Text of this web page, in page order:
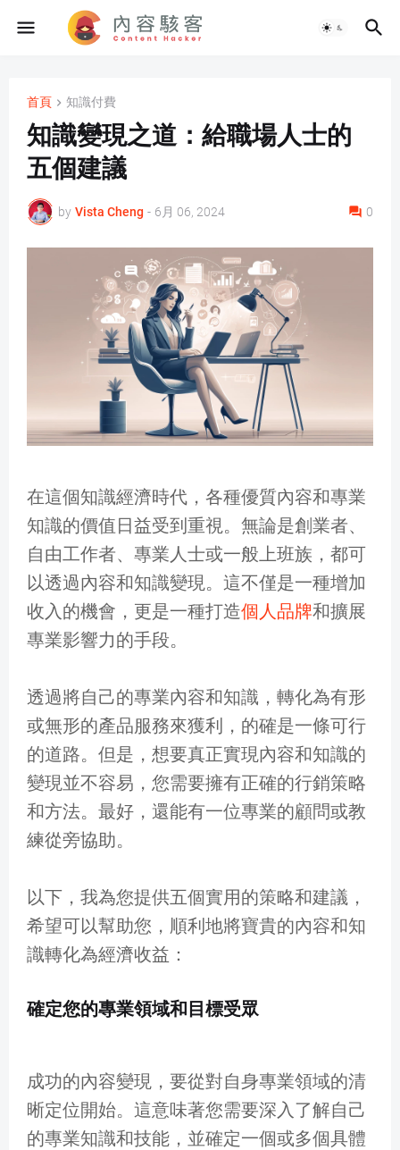
首頁 知識付費
知識變現之道：給職場人士的
五個建議
by Vista Cheng - 6月 06, 2024 0
在這個知識經濟時代，各種優質內容和專業
知識的價值日益受到重視。無論是創業者、
自由工作者、專業人士或一般上班族，都可
以透過內容和知識變現。這不僅是一種增加
收入的機會，更是一種打造個人品牌和擴展
專業影響力的手段。
透過將自己的專業內容和知識，轉化為有形
或無形的產品服務來獲利，的確是一條可行
的道路。但是，想要真正實現內容和知識的
變現並不容易，您需要擁有正確的行銷策略
和方法。最好，還能有一位專業的顧問或教
練從旁協助。
以下，我為您提供五個實用的策略和建議，
希望可以幫助您，順利地將寶貴的內容和知
識轉化為經濟收益：
確定您的專業領域和目標受眾
成功的內容變現，要從對自身專業領域的清
晰定位開始。這意味著您需要深入了解自己
的專業知識和技能，並確定一個或多個具體